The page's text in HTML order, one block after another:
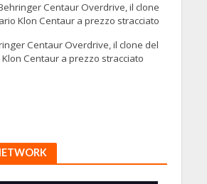
Centaur Overdrive, il clone
Klon Centaur a prezzo stracciato
Centaur Overdrive, il clone del
Centaur a prezzo stracciato